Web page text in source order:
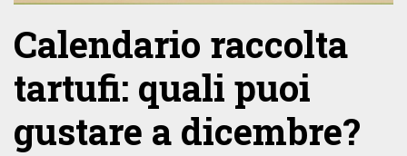
Calendario raccolta
tartufi: quali puoi
gustare a dicembre?